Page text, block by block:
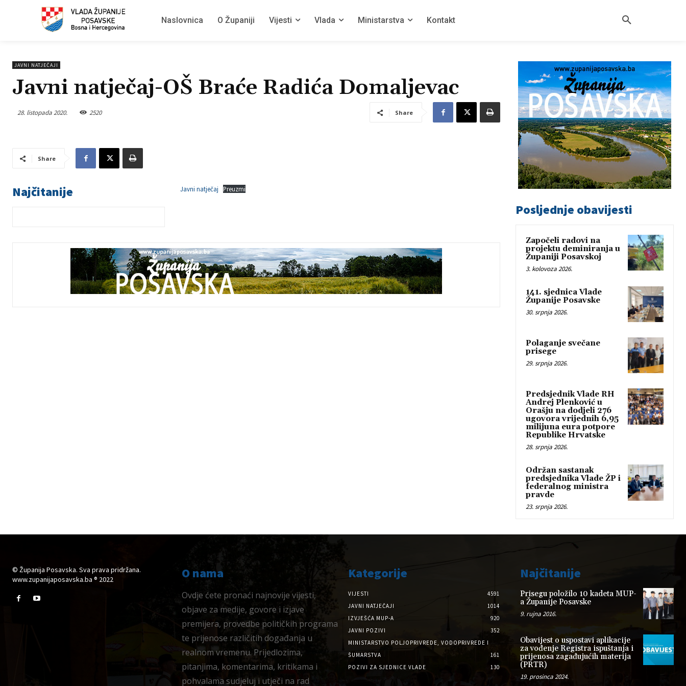
Naslovnica O Županiji Vijesti Vlada Ministarstva Kontakt
JAVNI NATJEČAJI
Javni natječaj-OŠ Braće Radića Domaljevac
28. listopada 2020. 2520 Share
Share
Najčitanije Javni natječaj Preuzmi
Posljednje obavijesti
Započeli radovi na
projektu deminiranja u
Županiji Posavskoj
3. kolovoza 2026.
141. sjednica Vlade
Županije Posavske
30. srpnja 2026.
Polaganje svečane
prisege
29. srpnja 2026.
Predsjednik Vlade RH
Andrej Plenković u
Orašju na dodjeli 276
ugovora vrijednih 6,95
milijuna eura potpore
Republike Hrvatske
28. srpnja 2026.
Održan sastanak
predsjednika Vlade ŽP i
federalnog ministra
pravde
23. srpnja 2026.
© Županija Posavska. Sva prava pridržana.
www.zupanijaposavska.ba ® 2022
O nama
Ovdje ćete pronaći najnovije vijesti,
objave za medije, govore i izjave
premijera, provedbe političkih programa
te prijenose različitih događanja u
realnom vremenu. Prijedlozima,
pitanjima, komentarima, kritikama i
pohvalama sudjeluj i utječi na rad
Kategorije
VIJESTI
4591
JAVNI NATJEČAJI
1014
IZVJEŠĆA MUP-A
920
JAVNI POZIVI
352
MINISTARSTVO POLJOPRIVREDE, VODOPRIVREDE I
ŠUMARSTVA
161
POZIVI ZA SJEDNICE VLADE
130
Najčitanije
Prisegu položilo 10 kadeta MUP-
a Županije Posavske
9. rujna 2016.
Obavijest o uspostavi aplikacije
za vođenje Registra ispuštanja i
prijenosa zagađujućih materija
(PRTR)
19. prosinca 2024.